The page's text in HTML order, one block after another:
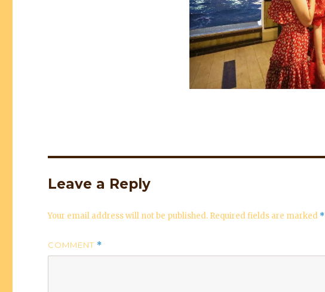
Leave a Reply
Your email address will not be published. Required fields are marked *
COMMENT *